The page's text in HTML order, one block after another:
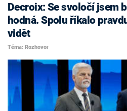
Decroix: Se svoločí jsem
hodná. Spolu říkalo
vidět
Téma: Rozhovor